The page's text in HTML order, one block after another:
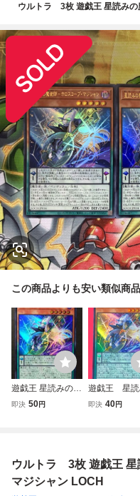
ウルトラ 3枚 遊戯王 星読みの
この商品よりも安い類似商品
遊戯王 星読みの魔
術師－ホロスコー
即決 50円
遊戯王 星読
魔術師－ホロ
即決 40円
ウルトラ 3枚 遊戯王 星
マジシャン LOCH